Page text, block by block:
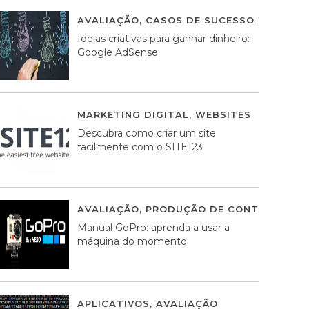
AVALIAÇÃO, CASOS DE SUCESSO DE
Ideias criativas para ganhar dinheiro:
Google AdSense
MARKETING DIGITAL, WEBSITES
Descubra como criar um site
facilmente com o SITE123
AVALIAÇÃO, PRODUÇÃO DE CONTEÚDOS
Manual GoPro: aprenda a usar a
máquina do momento
APLICATIVOS, AVALIAÇÃO